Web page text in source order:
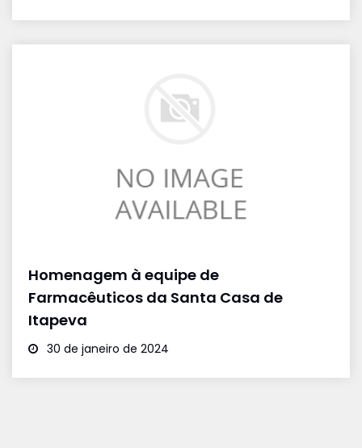
Homenagem à equipe de
Farmacêuticos da Santa Casa de
Itapeva
30 de janeiro de 2024